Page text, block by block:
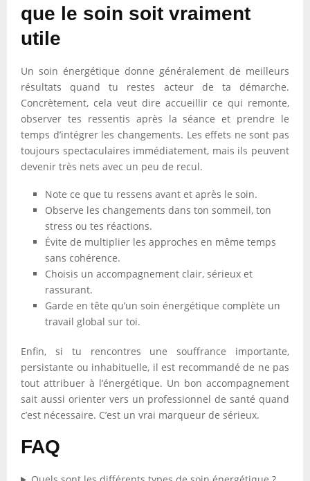
que le soin soit vraiment
utile
Un soin énergétique donne généralement de meilleurs
résultats quand tu restes acteur de ta démarche.
Concrètement, cela veut dire accueillir ce qui remonte,
observer tes ressentis après la séance et prendre le
temps d’intégrer les changements. Les effets ne sont pas
toujours spectaculaires immédiatement, mais ils peuvent
devenir très nets avec un peu de recul.
Note ce que tu ressens avant et après le soin.
Observe les changements dans ton sommeil, ton
stress ou tes réactions.
Évite de multiplier les approches en même temps
sans cohérence.
Choisis un accompagnement clair, sérieux et
rassurant.
Garde en tête qu’un soin énergétique complète un
travail global sur toi.
Enfin, si tu rencontres une souffrance importante,
persistante ou inhabituelle, il est recommandé de ne pas
tout attribuer à l’énergétique. Un bon accompagnement
sait aussi orienter vers un professionnel de santé quand
c’est nécessaire. C’est un vrai marqueur de sérieux.
FAQ